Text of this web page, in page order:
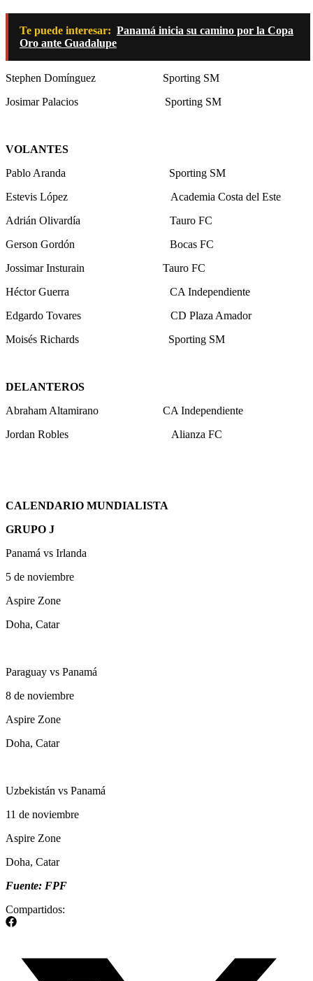
Te puede interesar: Panamá inicia su camino por la Copa
Oro ante Guadalupe
Stephen Domínguez Sporting SM
Josimar Palacios Sporting SM
VOLANTES
Pablo Aranda Sporting SM
Estevis López Academia Costa del Este
Adrián Olivardía Tauro FC
Gerson Gordón Bocas FC
Jossimar Insturain Tauro FC
Héctor Guerra CA Independiente
Edgardo Tovares CD Plaza Amador
Moisés Richards Sporting SM
DELANTEROS
Abraham Altamirano CA Independiente
Jordan Robles Alianza FC
CALENDARIO MUNDIALISTA
GRUPO J
Panamá vs Irlanda
5 de noviembre
Aspire Zone
Doha, Catar
Paraguay vs Panamá
8 de noviembre
Aspire Zone
Doha, Catar
Uzbekistán vs Panamá
11 de noviembre
Aspire Zone
Doha, Catar
Fuente: FPF
Compartidos: